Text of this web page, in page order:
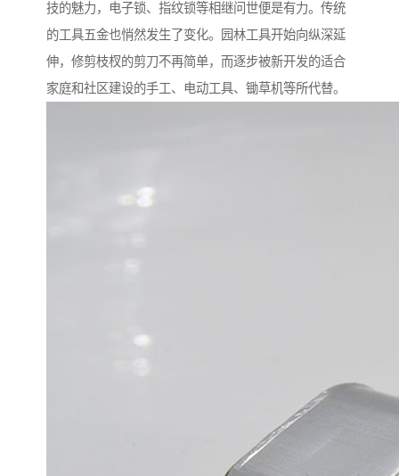
技的魅力，电子锁、指纹锁等相继问世便是有力。传统
的工具五金也悄然发生了变化。园林工具开始向纵深延
伸，修剪枝杈的剪刀不再简单，而逐步被新开发的适合
家庭和社区建设的手工、电动工具、锄草机等所代替。